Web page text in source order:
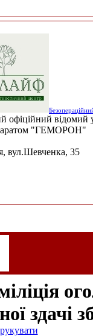
офіційний відомий
"ГЕМОРОН"
вул.Шевченка, 35
здачі